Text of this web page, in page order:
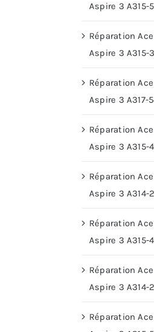
Aspire 3 A315-
Réparation
Aspire 3 A315-
Réparation
Aspire 3 A317-
Réparation
Aspire 3 A315-
Réparation
Aspire 3 A314-
Réparation
Aspire 3 A315-
Réparation
Aspire 3 A314-
Réparation